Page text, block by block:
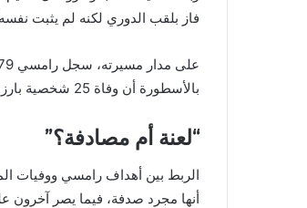
فاز بلقب الدوري لكنه لم يثبت
بالأسطورة أن وفاة 25 شخصية بارزة حدثت في أعقاب تلك الأهداف.
“لعنة أم مصادفة؟”
الربط بين أهداف رامسي ووفيات
أنها مجرد صدفة، فيما يصر آخرون